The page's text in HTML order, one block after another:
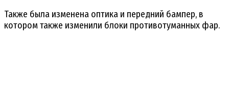
Также была изменена оптика и передний бампер, в
котором также изменили блоки противотуманных фар.